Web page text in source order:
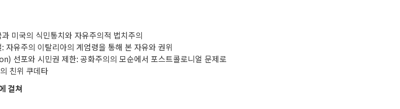
미국의 식민통치와 자유주의적 법치주의
유주의 이탈리아의 계엄령을 통해 본 자유와 권위
선포와 시민권 제한: 공화주의의 모순에서 포스트콜로니얼 문제로
친위 쿠데타
걸쳐